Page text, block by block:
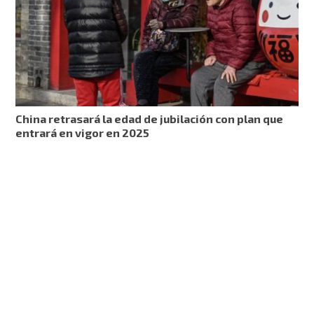
China retrasará la edad de jubilación con plan que
entrará en vigor en 2025